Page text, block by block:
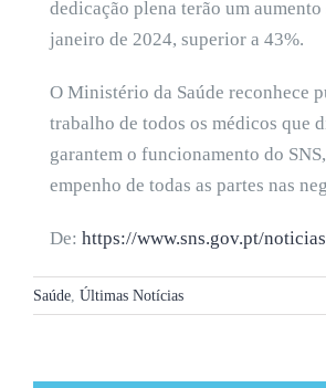
dedicação plena terão um
janeiro de 2024, superior a 43%.
O Ministério da Saúde reconhece
trabalho de todos os médicos que
garantem o funcionamento do
empenho de todas as partes nas
De: https://www.sns.gov.pt/noticias
Saúde Últimas Notícias